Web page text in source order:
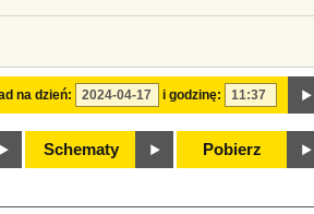
na dzień: i godzinę:
Schematy Pobierz